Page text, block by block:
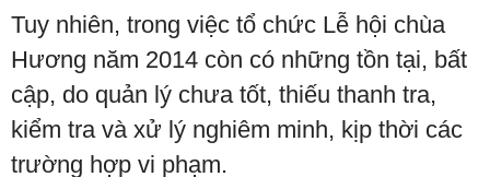
Tuy nhiên, trong việc tổ chức Lễ hội chùa
Hương năm 2014 còn có những tồn tại, bất
cập, do quản lý chưa tốt, thiếu thanh tra,
kiểm tra và xử lý nghiêm minh, kịp thời các
trường hợp vi phạm.